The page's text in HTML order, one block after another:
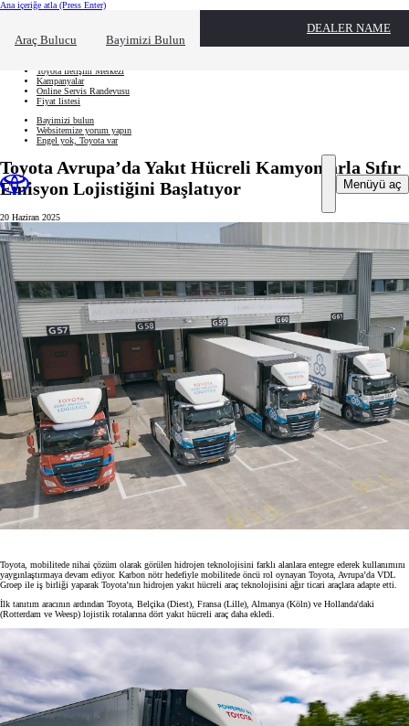
Ana içeriğe atla (Press Enter)
Araç Bulucu Bayimizi Bulun
DEALER NAME
Ne aramıştınız? Hızlı erişim alanını kapatmak için tıklayın
Toyota İletişim Merkezi
Kampanyalar
Online Servis Randevusu
Fiyat listesi
Bayimizi bulun
Websitemize yorum yapın
Engel yok, Toyota var
Menüyü aç
Toyota Avrupa’da Yakıt Hücreli Kamyonlarla Sıfır
Emisyon Lojistiğini Başlatıyor
20 Haziran 2025
Toyota, mobilitede nihai çözüm olarak görülen hidrojen teknolojisini farklı alanlara entegre ederek kullanımını
yaygınlaştırmaya devam ediyor. Karbon nötr hedefiyle mobilitede öncü rol oynayan Toyota, Avrupa’da VDL
Groep ile iş birliği yaparak Toyota’nın hidrojen yakıt hücreli araç teknolojisini ağır ticari araçlara adapte etti.
İlk tanıtım aracının ardından Toyota, Belçika (Diest), Fransa (Lille), Almanya (Köln) ve Hollanda'daki
(Rotterdam ve Weesp) lojistik rotalarına dört yakıt hücreli araç daha ekledi.